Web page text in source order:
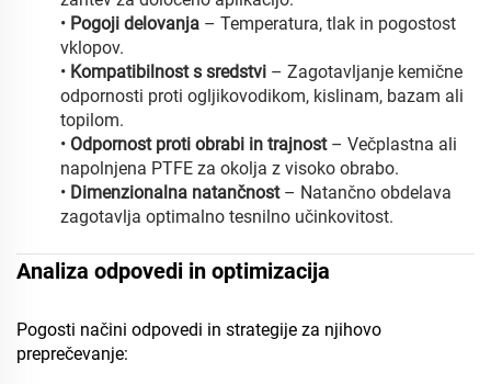
• Pogoji delovanja – Temperatura, tlak in pogostost
vklopov.
• Kompatibilnost s sredstvi – Zagotavljanje kemične
odpornosti proti ogljikovodikom, kislinam, bazam ali
topilom.
• Odpornost proti obrabi in trajnost – Večplastna ali
napolnjena PTFE za okolja z visoko obrabo.
• Dimenzionalna natančnost – Natančno obdelava
zagotavlja optimalno tesnilno učinkovitost.
Analiza odpovedi in optimizacija
Pogosti načini odpovedi in strategije za njihovo
preprečevanje: